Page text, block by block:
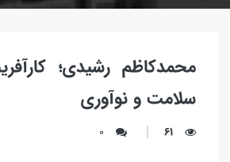
محمدکاظم رشیدی؛
سلامت و نوآوری
61
0